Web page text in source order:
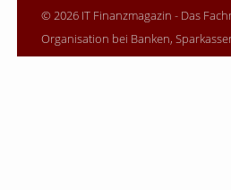
© 2026 IT Finanzmagazin - Das
Organisation bei Banken,